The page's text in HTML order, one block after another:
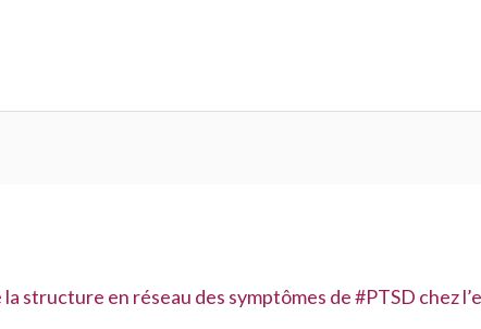
la structure en réseau des symptômes de #PTSD chez